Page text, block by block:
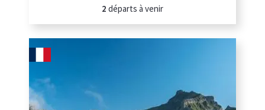
2 départs à venir